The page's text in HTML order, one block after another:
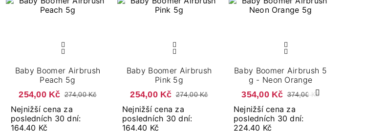
Další
Baby Boomer Airbrush
Peach 5g
254,00 Kč 274,00 Kč
Nejnižší cena za
posledních 30 dní:
164.40 Kč
Baby Boomer Airbrush
Pink 5g
254,00 Kč 274,00 Kč
Nejnižší cena za
posledních 30 dní:
164.40 Kč
Baby Boomer Airbrush 5
g - Neon Orange
354,00 Kč 374,00 Kč
Nejnižší cena za
posledních 30 dní:
224.40 Kč